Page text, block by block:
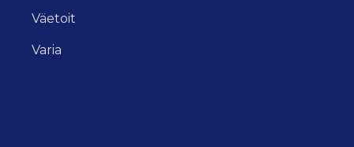
Väetoit
Varia